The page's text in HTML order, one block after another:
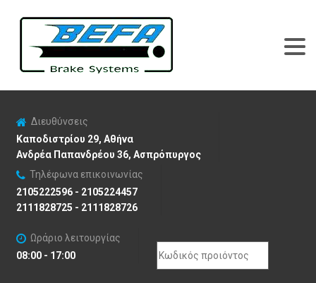
Διευθύνσεις
Καποδιστρίου 29, Αθήνα
Ανδρέα Παπανδρέου 36, Ασπρόπυργος
Τηλέφωνα επικοινωνίας
2105222596 - 2105224457
2111828725 - 2111828726
Ωράριο λειτουργίας
08:00 - 17:00
Search
for: